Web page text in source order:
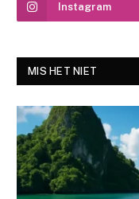
Instagram
MIS HET NIET